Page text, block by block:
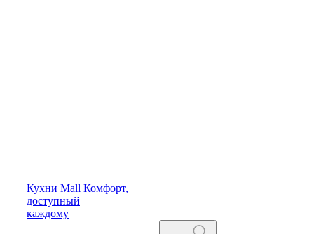
Кухни Mall Комфорт,
доступный
каждому